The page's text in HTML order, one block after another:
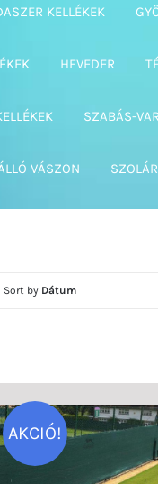
KELLÉKEK
HEVEDER
SZABÁS-
VÁSZON
Sort by Dátum
AKCIÓ!